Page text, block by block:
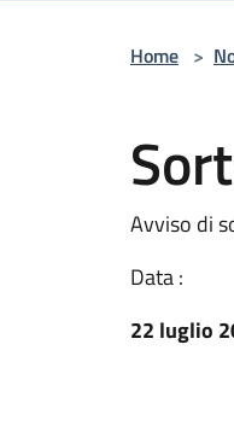
Home >
Avviso di
Data :
22 luglio